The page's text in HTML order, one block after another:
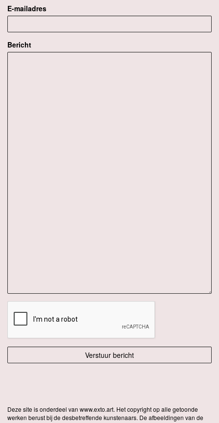
E-mailadres
Bericht
Deze site is onderdeel van www.exto.art. Het copyright op alle getoonde
werken berust bij de desbetreffende kunstenaars. De afbeeldingen van de